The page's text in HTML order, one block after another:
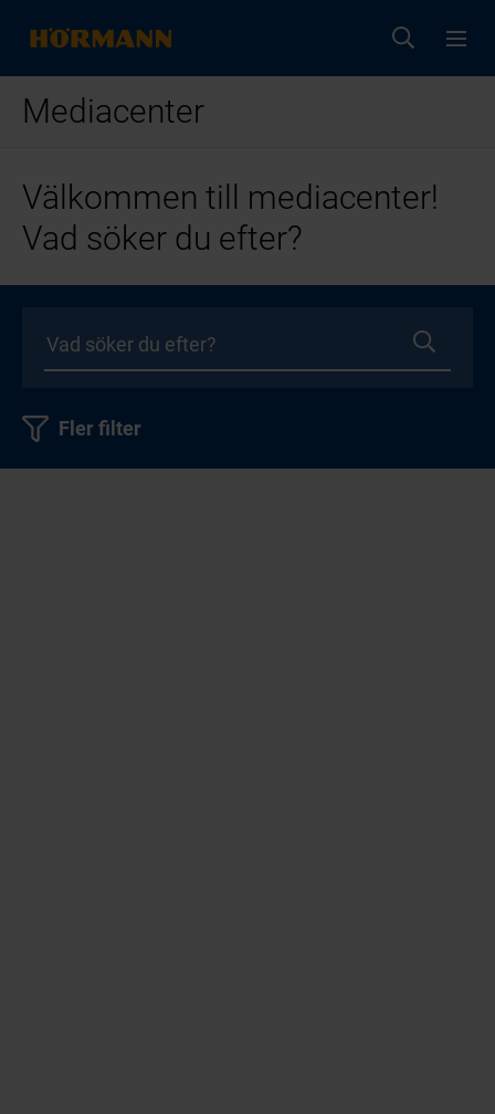
Mediacenter
Välkommen till mediacenter!
Vad söker du efter?
Fler filter